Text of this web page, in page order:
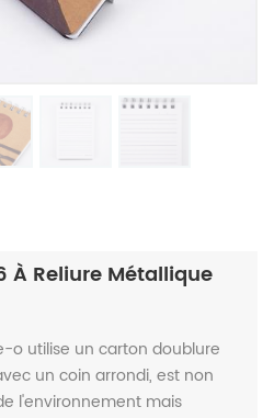
À Reliure Métallique
o utilise un carton doublure
un coin arrondi, est non
l'environnement mais